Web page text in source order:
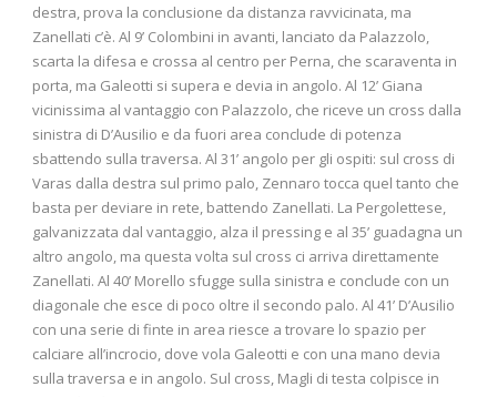
destra, prova la conclusione da distanza ravvicinata, ma
Zanellati c’è. Al 9’ Colombini in avanti, lanciato da Palazzolo,
scarta la difesa e crossa al centro per Perna, che scaraventa in
porta, ma Galeotti si supera e devia in angolo. Al 12’ Giana
vicinissima al vantaggio con Palazzolo, che riceve un cross dalla
sinistra di D’Ausilio e da fuori area conclude di potenza
sbattendo sulla traversa. Al 31’ angolo per gli ospiti: sul cross di
Varas dalla destra sul primo palo, Zennaro tocca quel tanto che
basta per deviare in rete, battendo Zanellati. La Pergolettese,
galvanizzata dal vantaggio, alza il pressing e al 35’ guadagna un
altro angolo, ma questa volta sul cross ci arriva direttamente
Zanellati. Al 40’ Morello sfugge sulla sinistra e conclude con un
diagonale che esce di poco oltre il secondo palo. Al 41’ D’Ausilio
con una serie di finte in area riesce a trovare lo spazio per
calciare all’incrocio, dove vola Galeotti e con una mano devia
sulla traversa e in angolo. Sul cross, Magli di testa colpisce in